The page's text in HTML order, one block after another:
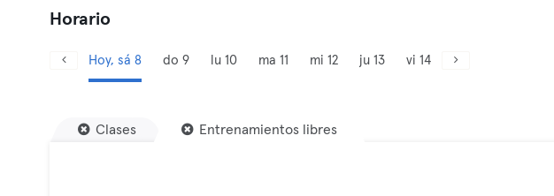
Horario
Hoy, sá 8 do 9 lu 10 ma 11 mi 12 ju 13 vi 14
Clases Entrenamientos libres